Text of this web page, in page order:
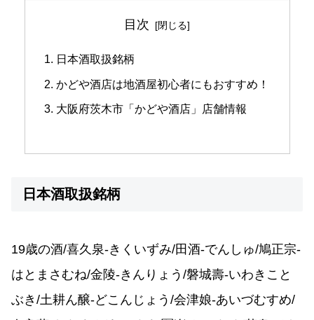
目次
日本酒取扱銘柄
かどや酒店は地酒屋初心者にもおすすめ！
大阪府茨木市「かどや酒店」店舗情報
日本酒取扱銘柄
19歳の酒/喜久泉-きくいずみ/田酒-でんしゅ/鳩正宗-
はとまさむね/金陵-きんりょう/磐城壽-いわきこと
ぶき/土耕ん醸-どこんじょう/会津娘-あいづむすめ/